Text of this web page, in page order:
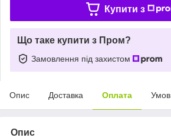
Купити з
Що таке купити з Пром?
Замовлення під захистом
Опис Доставка Оплата
Опис